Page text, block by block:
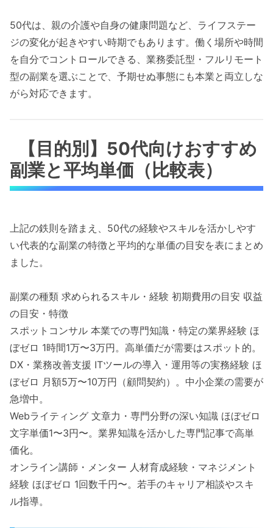
50代は、親の介護や自身の健康問題など、ライフステー
ジの変化が起きやすい時期でもあります。働く場所や時間
を自分でコントロールできる、業務委託型・フルリモート
型の副業を選ぶことで、予期せぬ事態にも本業と両立しな
がら対応できます。
【目的別】50代向けおすすめ
副業と平均単価（比較表）
上記の鉄則を踏まえ、50代の経験やスキルを活かしやす
い代表的な副業の特徴と平均的な単価の目安を表にまとめ
ました。
副業の種類 求められるスキル・経験 初期費用の目安 収益
の目安・特徴
スポットコンサル 本業での専門知識・特定の業界経験 ほ
ぼゼロ 1時間1万〜3万円。高単価だが需要はスポット的。
DX・業務改善支援 ITツールの導入・運用等の実務経験 ほ
ぼゼロ 月額5万〜10万円（顧問契約）。中小企業の需要が
急増中。
Webライティング 文章力・専門分野の深い知識 ほぼゼロ
文字単価1〜3円〜。業界知識を活かした専門記事で高単
価化。
オンライン講師・メンター 人材育成経験・マネジメント
経験 ほぼゼロ 1回数千円〜。若手のキャリア相談やスキ
ル指導。